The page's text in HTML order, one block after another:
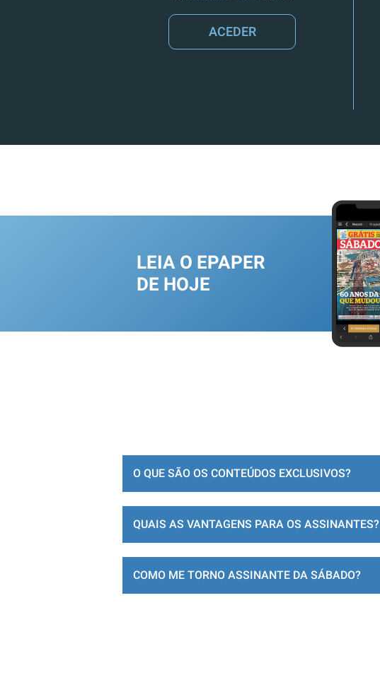
ACEDER
LEIA O EPAPER
DE HOJE
O QUE SÃO OS CONTEÚDOS EXCLUSIVOS?
QUAIS AS VANTAGENS PARA OS ASSINANTES?
COMO ME TORNO ASSINANTE DA SÁBADO?